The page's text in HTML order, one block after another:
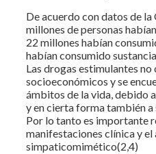
De acuerdo con datos de
millones de personas
22 millones habían
habían consumido
Las drogas estimulantes
socioeconómicos y se
ámbitos de la vida, debido
y en cierta forma también
Por lo tanto es importante
manifestaciones clínica y
simpaticomimético(2,4)